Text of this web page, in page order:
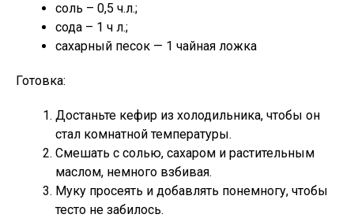
соль – 0,5 ч.л.;
сода – 1 ч л.;
сахарный песок — 1 чайная ложка
Готовка:
Достаньте кефир из холодильника, чтобы он
стал комнатной температуры.
Смешать с солью, сахаром и растительным
маслом, немного взбивая.
Муку просеять и добавлять понемногу, чтобы
тесто не забилось.